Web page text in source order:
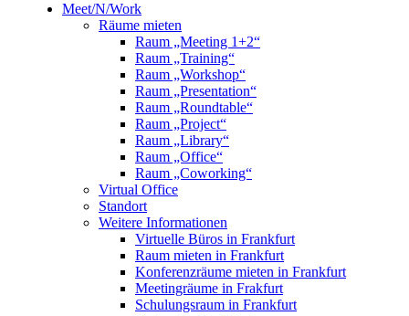
Meet/N/Work
Räume mieten
Raum „Meeting 1+2“
Raum „Training“
Raum „Workshop“
Raum „Presentation“
Raum „Roundtable“
Raum „Project“
Raum „Library“
Raum „Office“
Raum „Coworking“
Virtual Office
Standort
Weitere Informationen
Virtuelle Büros in Frankfurt
Raum mieten in Frankfurt
Konferenzräume mieten in Frankfurt
Meetingräume in Frakfurt
Schulungsraum in Frankfurt